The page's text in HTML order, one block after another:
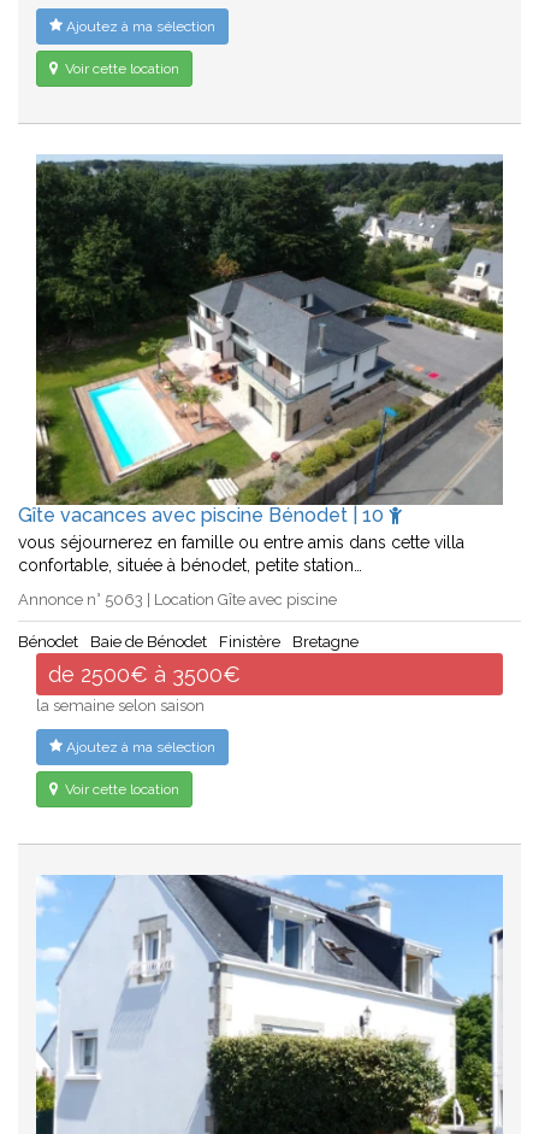
Ajoutez à ma sélection
Voir cette location
Gîte vacances avec piscine Bénodet | 10
vous séjournerez en famille ou entre amis dans cette villa
confortable, située à bénodet, petite station…
Annonce n° 5063 | Location Gîte avec piscine
Bénodet Baie de Bénodet Finistère Bretagne
de 2500€ à 3500€
la semaine selon saison
Ajoutez à ma sélection
Voir cette location